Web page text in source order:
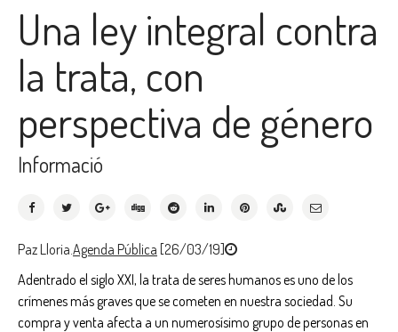
Una ley integral contra
la trata, con
perspectiva de género
Informació
Paz Lloria. Agenda Pública [26/03/19]
Adentrado el siglo XXI, la trata de seres humanos es uno de los
crímenes más graves que se cometen en nuestra sociedad. Su
compra y venta afecta a un numerosísimo grupo de personas en